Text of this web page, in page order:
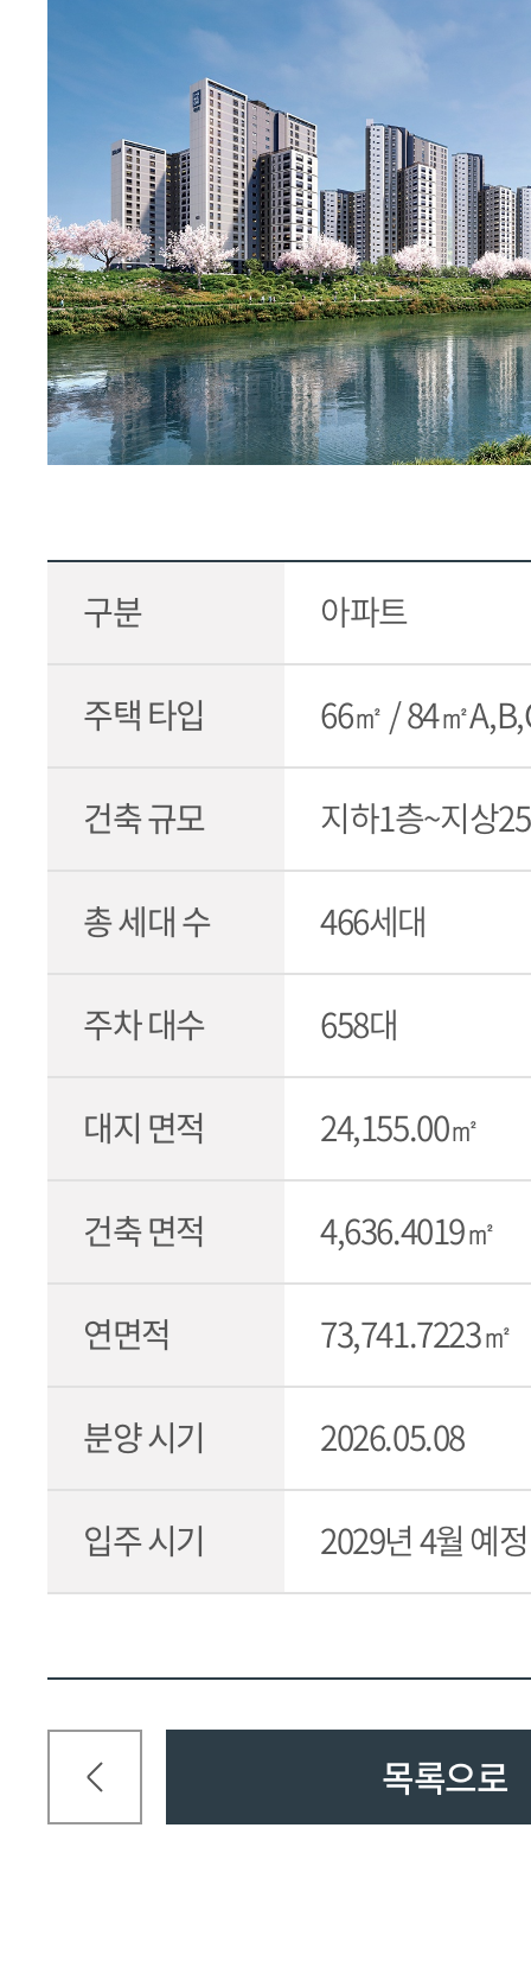
구분 아파트
주택 타입 66㎡ / 84㎡
건축 규모 지하1층~지상
총 세대 수 466세대
주차 대수 658대
대지 면적 24,155.00㎡
건축 면적 4,636.4019㎡
연면적 73,741.7223㎡
분양 시기 2026.05.08
입주 시기 2029년 4월 예정
목록으로